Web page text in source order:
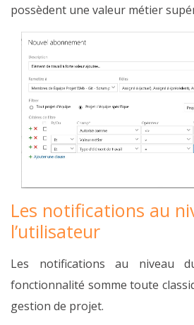
possèdent une valeur métier
Les notifications au
l’utilisateur
Les notifications au niveau
fonctionnalité somme toute
gestion de projet.